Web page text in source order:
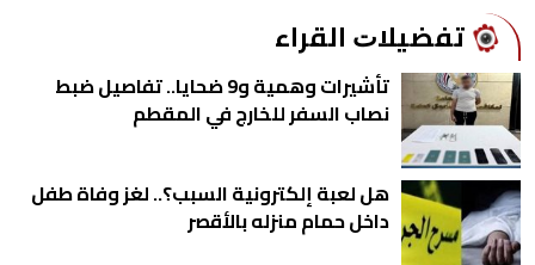
ﺗﻔﻀﻴﻼﺕ اﻟﻘﺮاء
تأشيرات وهمية و9 ضحايا.. تفاصيل ضبط
نصاب السفر للخارج في المقطم
هل لعبة إلكترونية السبب؟.. لغز وفاة طفل
داخل حمام منزله بالأقصر